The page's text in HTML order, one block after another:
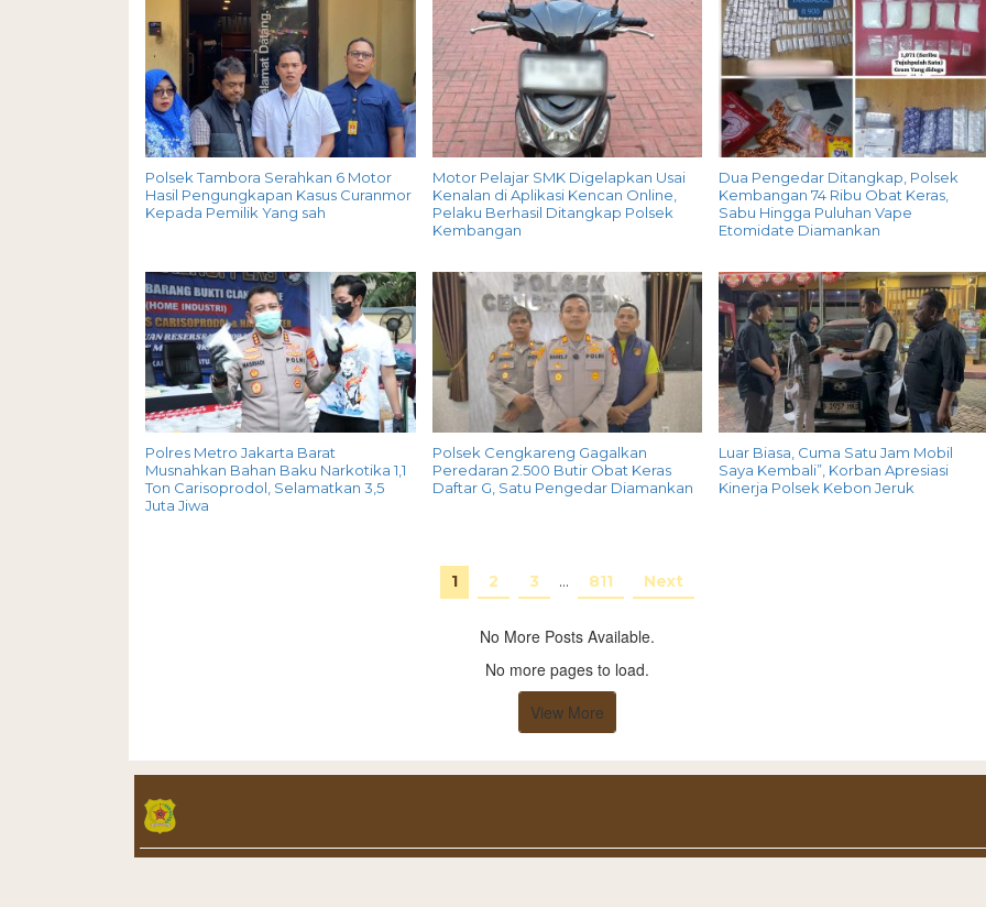
Polsek Tambora Serahkan 6 Motor
Hasil Pengungkapan Kasus Curanmor
Kepada Pemilik Yang sah
Motor Pelajar SMK Digelapkan Usai
Kenalan di Aplikasi Kencan Online,
Pelaku Berhasil Ditangkap Polsek
Kembangan
Dua Pengedar Ditangkap, Polsek
Kembangan 74 Ribu Obat Keras,
Sabu Hingga Puluhan Vape
Etomidate Diamankan
Polres Metro Jakarta Barat
Musnahkan Bahan Baku Narkotika 1,1
Ton Carisoprodol, Selamatkan 3,5
Juta Jiwa
Polsek Cengkareng Gagalkan
Peredaran 2.500 Butir Obat Keras
Daftar G, Satu Pengedar Diamankan
Luar Biasa, Cuma Satu Jam Mobil
Saya Kembali”, Korban Apresiasi
Kinerja Polsek Kebon Jeruk
1 2 3 … 811 Next
No More Posts Available.
No more pages to load.
View More